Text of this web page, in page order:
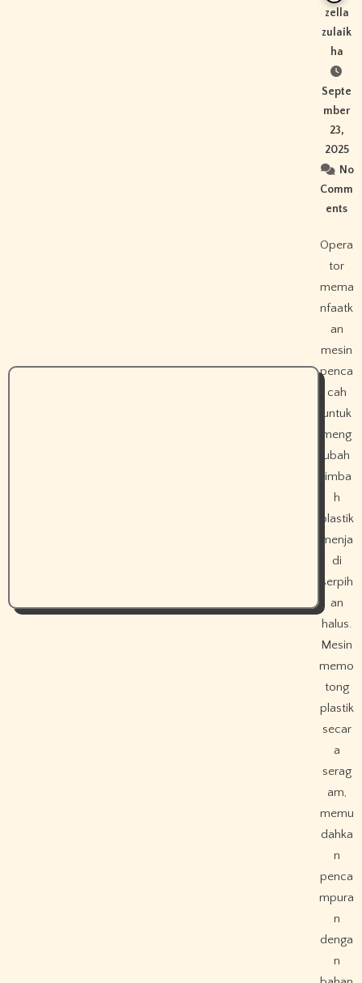
zella
zulaik
ha
Septe
mber
23,
2025
No
Comm
ents
Opera
tor
mema
nfaatk
an
mesin
penca
cah
untuk
meng
ubah
limba
h
plastik
menja
di
serpih
an
halus.
Mesin
memo
tong
plastik
secar
a
serag
am,
memu
dahka
n
penca
mpura
n
denga
n